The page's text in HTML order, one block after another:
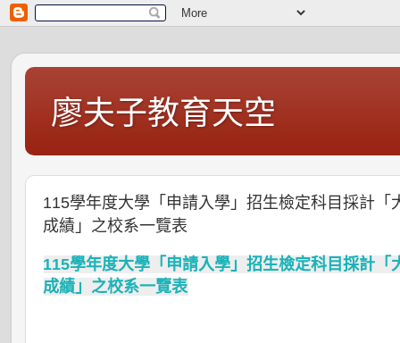
廖夫子教育天空
115學年度大學「申請入學」招生檢定科目採計
成績」之校系一覽表
115學年度大學「申請入學」招生檢定科目採計
成績」之校系一覽表